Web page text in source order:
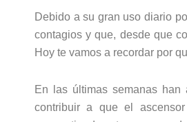
Debido a su gran uso diario
contagios y que, desde que
Hoy te vamos a recordar por
En las últimas semanas
contribuir a que el